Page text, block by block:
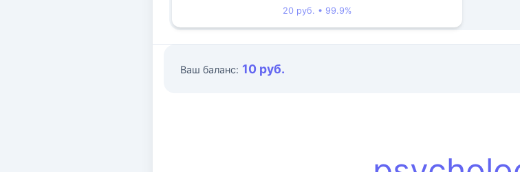
20 руб. • 99.9%
Ваш баланс: 10 руб.